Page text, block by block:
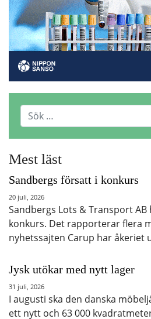
Mest läst
Sandbergs försatt i konkurs
20 juli, 2026
Sandbergs Lots & Transport
konkurs. Det rapporterar flera
nyhetssajten Carup har åkeriet
Jysk utökar med nytt lager
31 juli, 2026
I augusti ska den danska
ett nytt och 63 000